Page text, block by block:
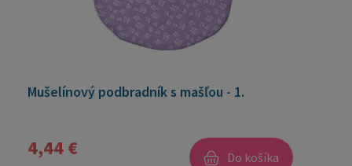
Mušelínový podbradník s mašľou - 1.
4,44 € Do košíka